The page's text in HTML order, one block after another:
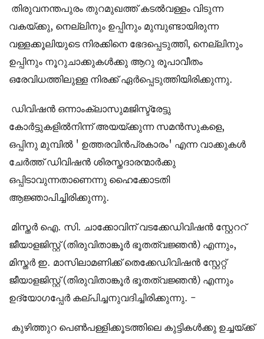
തിരുവനന്തപുരം തുറമുഖത്ത് കടല്‍വള്ളം വിടുന്ന
വകയ്ക്കു, നെല്ലിനും ഉപ്പിനും മുമ്പുണ്ടായിരുന്ന
വള്ളക്കൂലിയുടെ നിരക്കിനെ ഭേദപ്പെടുത്തി, നെല്ലിനും
ഉപ്പിനും നൂറുചാക്കുകള്‍ക്കു ആറു രൂപാവീതം
ഒരേവിധത്തിലുള്ള നിരക്ക് ഏര്‍പ്പെടുത്തിയിരിക്കുന്നു.
ഡിവിഷന്‍ ഒന്നാംക്ലാസുമജിസ്ട്രേട്ടു
കോര്‍ട്ടുകളില്‍നിന്ന് അയയ്ക്കുന്ന സമന്‍സുകളെ,
ഒപ്പിനു മുമ്പില്‍ ' ഉത്തരവിന്‍പ്രകാരം' എന്ന വാക്കുകള്‍
ചേര്‍ത്ത് ഡിവിഷന്‍ ശിരസ്തദാരന്മാര്‍ക്കു
ഒപ്പിടാവുന്നതാണെന്നു ഹൈക്കോടതി
ആജ്ഞാപിച്ചിരിക്കുന്നു.
മിസ്തര്‍ ഐ. സി. ചാക്കോവിന് വടക്കേഡിവിഷന്‍ സ്റ്റേററ്
ജീയാളജിസ്റ്റ് (തിരുവിതാങ്കൂര്‍ ഭൂതത്വജ്ഞന്‍) എന്നും,
മിസ്തര്‍ ഇ. മാസിലാമണിക്ക് തെക്കേഡിവിഷന്‍ സ്റ്റേറ്റ്
ജീയാളജിസ്റ്റ് (തിരുവിതാങ്കൂര്‍ ഭൂതത്വജ്ഞന്‍) എന്നും
ഉദ്യോഗപ്പേര്‍ കല്പിച്ചനുവദിച്ചിരിക്കുന്നു. -
കുഴിത്തുറ പെണ്‍പള്ളിക്കൂടത്തിലെ കുട്ടികള്‍ക്കു ഉച്ചയ്ക്ക്